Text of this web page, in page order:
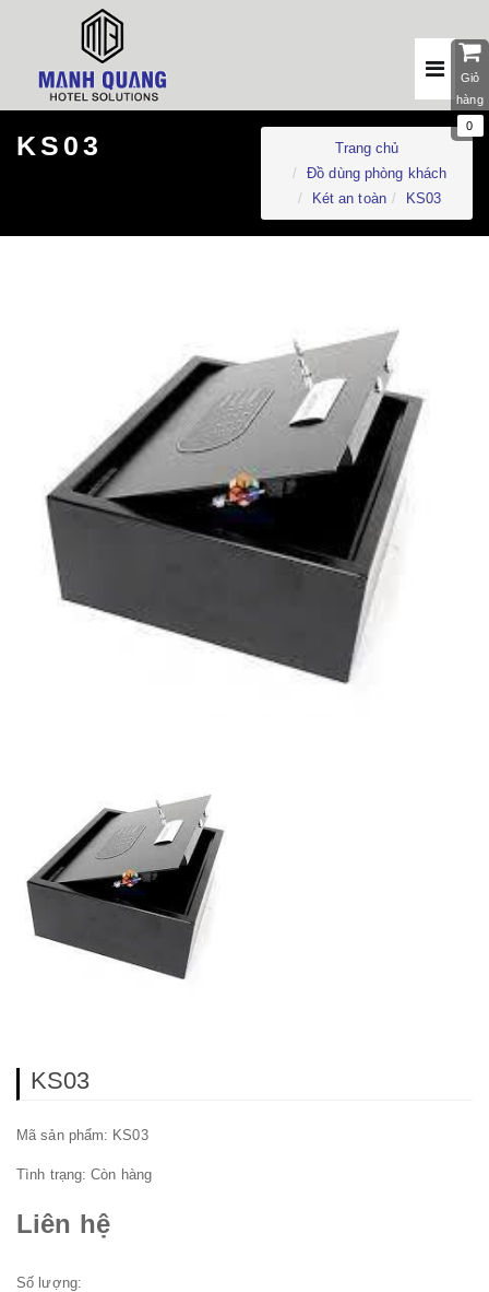
Giỏ
hàng
0
KS03
Trang chủ
Đồ dùng phòng khách
Két an toàn
KS03
KS03
Mã sản phẩm: KS03
Tình trạng:Còn hàng
Liên hệ
Số lượng: